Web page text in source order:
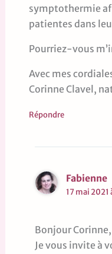
symptothermie
patientes dans
Pourriez-vous
Avec mes
Corinne Clavel,
Répondre
Fabienne
17 mai 2021
Bonjour Corinne,
Je vous invite à